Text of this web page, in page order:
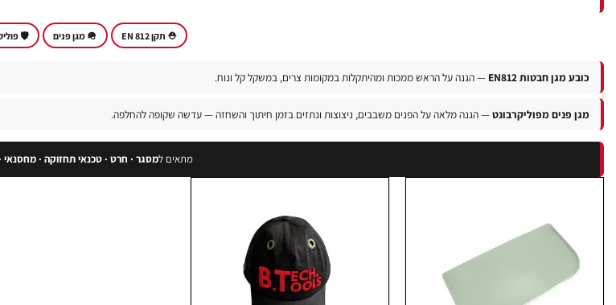
⛑️ תקן EN 812 🪖 מגן פנים 🛡️
כובע מגן חבטות EN812 — הגנה על הראש ממכות ומהיתקלות במקומות צרים, במשקל קל ונוח.
מגן פנים מפוליקרבונט— הגנה מלאה על הפנים משבבים, ניצוצות ונתזים בזמן חיתוך והשחזה — עדשה שקופה להחלפה.
מתאים למסגר · חרט · טכנאי תחזוקה · מחסנאי ·